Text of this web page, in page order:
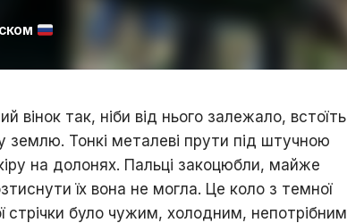
вінок так, ніби від нього залежало, встоїть
землю. Тонкі металеві прути під штучною
на долонях. Пальці закоцюбли, майже
їх вона не могла. Це коло з темної
стрічки було чужим, холодним, непотрібним